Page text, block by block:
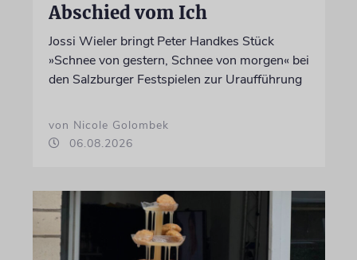
Abschied vom Ich
Jossi Wieler bringt Peter Handkes Stück
»Schnee von gestern, Schnee von morgen« bei
den Salzburger Festspielen zur Uraufführung
von Nicole Golombek
06.08.2026